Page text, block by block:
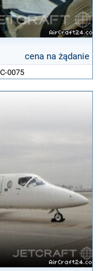
cena na żądanie
0075